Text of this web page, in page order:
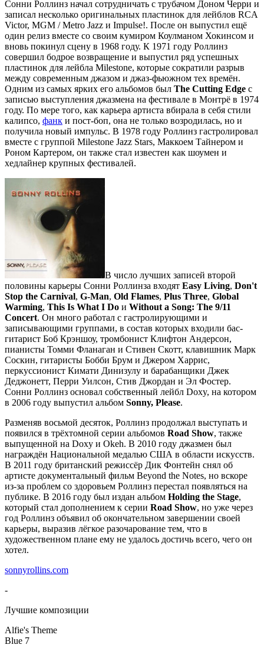
Сонни Роллинз начал сотрудничать с трубачом Доном Черри и
записал несколько оригинальных пластинок для лейблов RCA
Victor, MGM / Metro Jazz и Impulse!. После он выпустил ещё
один релиз вместе со своим кумиром Коулманом Хокинсом и
вновь покинул сцену в 1968 году. К 1971 году Роллинз
совершил бодрое возвращение и выпустил ряд успешных
пластинок для лейбла Milestone, которые сократили разрыв
между современным джазом и джаз-фьюжном тех времён.
Одним из самых ярких его альбомов был The Cutting Edge с
записью выступления джазмена на фестивале в Монтрё в 1974
году. По мере того, как карьера артиста вбирала в себя стили
калипсо, фанк и пост-боп, она не только возродилась, но и
получила новый импульс. В 1978 году Роллинз гастролировал
вместе с группой Milestone Jazz Stars, Маккоем Тайнером и
Роном Картером, он также стал известен как шоумен и
хедлайнер крупных фестивалей.
В число лучших записей второй
половины карьеры Сонни Роллинза входят Easy Living, Don't
Stop the Carnival, G-Man, Old Flames, Plus Three, Global
Warming, This Is What I Do и Without a Song: The 9/11
Concert. Он много работал с гастролирующими и
записывающими группами, в состав которых входили бас-
гитарист Боб Крэншоу, тромбонист Клифтон Андерсон,
пианисты Томми Фланаган и Стивен Скотт, клавишник Марк
Соскин, гитаристы Бобби Брум и Джером Харрис,
перкуссионист Кимати Динизулу и барабанщики Джек
Деджонетт, Перри Уилсон, Стив Джордан и Эл Фостер.
Сонни Роллинз основал собственный лейбл Doxy, на котором
в 2006 году выпустил альбом Sonny, Please.
Разменяв восьмой десяток, Роллинз продолжал выступать и
появился в трёхтомной серии альбомов Road Show, также
выпущенной на Doxy и Okeh. В 2010 году джазмен был
награждён Национальной медалью США в области искусств.
В 2011 году британский режиссёр Дик Фонтейн снял об
артисте документальный фильм Beyond the Notes, но вскоре
из-за проблем со здоровьем Роллинз перестал появляться на
публике. В 2016 году был издан альбом Holding the Stage,
который стал дополнением к серии Road Show, но уже через
год Роллинз объявил об окончательном завершении своей
карьеры, выразив лёгкое разочарование тем, что в
художественном плане ему не удалось достичь всего, чего он
хотел.
sonnyrollins.com
-
Лучшие композиции
Alfie's Theme
Blue 7